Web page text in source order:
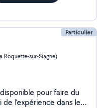
Particulier
Roquette-sur-Siagne)